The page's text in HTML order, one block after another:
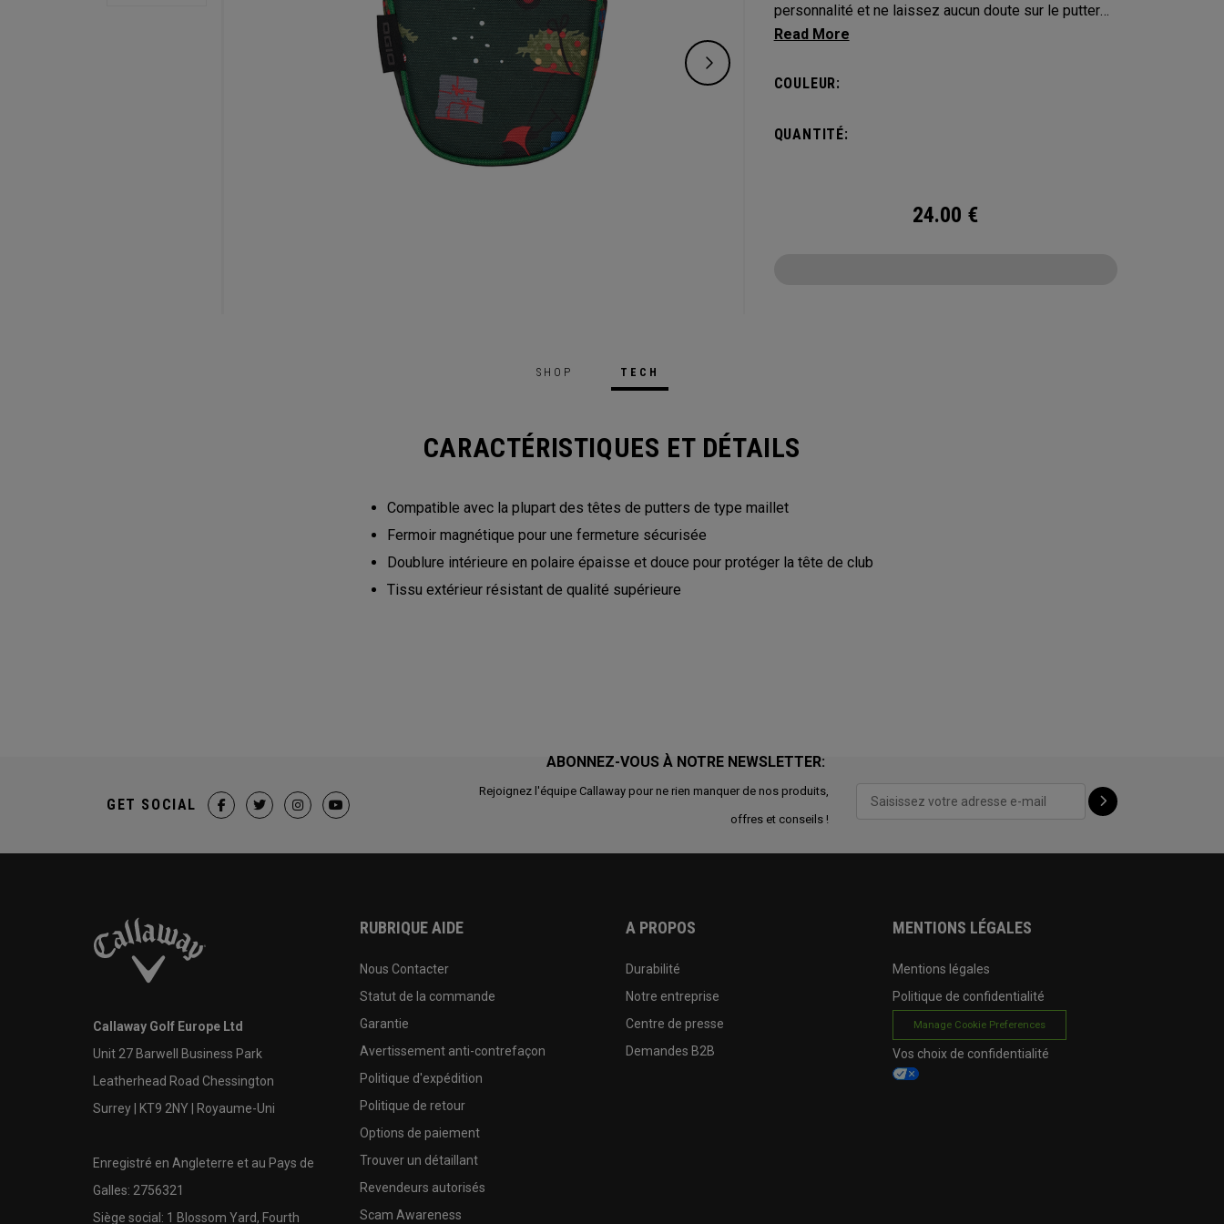
personnalité et ne laissez aucun doute sur le putter
qui vous appartient. Protégez votre putter avec ces
COULEUR:
QUANTITÉ:
24.00 €
SHOP TECH
CARACTÉRISTIQUES ET DÉTAILS
Compatible avec la plupart des têtes de putters de type maillet
Fermoir magnétique pour une fermeture sécurisée
Doublure intérieure en polaire épaisse et douce pour protéger la tête de club
Tissu extérieur résistant de qualité supérieure
ABONNEZ-VOUS À NOTRE NEWSLETTER:
Rejoignez l'équipe Callaway pour ne rien manquer de nos produits,
offres et conseils !
GET SOCIAL
Callaway Golf Europe Ltd
Unit 27 Barwell Business Park
Leatherhead Road Chessington
Surrey | KT9 2NY | Royaume-Uni
Enregistré en Angleterre et au Pays de
Galles: 2756321
Siège social: 1 Blossom Yard, Fourth
RUBRIQUE AIDE
Nous Contacter
Statut de la commande
Garantie
Avertissement anti-contrefaçon
Politique d'expédition
Politique de retour
Options de paiement
Trouver un détaillant
Revendeurs autorisés
Scam Awareness
A PROPOS
Durabilité
Notre entreprise
Centre de presse
Demandes B2B
MENTIONS LÉGALES
Mentions légales
Politique de confidentialité
Manage Cookie Preferences
Vos choix de confidentialité